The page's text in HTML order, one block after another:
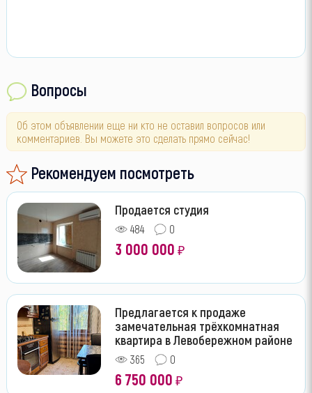
Вопросы
Об этом объявлении еще ни кто не оставил вопросов или
комментариев. Вы можете это сделать прямо сейчас!
Рекомендуем посмотреть
Продается студия
484 0
3 000 000 ₽
Предлагается к продаже
замечательная трёхкомнатная
квартира в Левобережном районе
365 0
6 750 000 ₽